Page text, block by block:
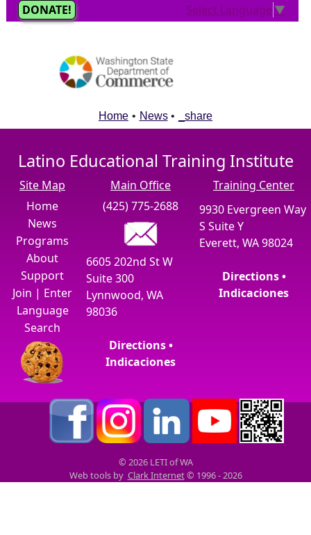
Home • News • _share
Latino Educational Training Institute
Site Map
Home
News
Programs
About
Support
Join | Enter
Language
Search
Main Office
(425) 775-2688
6605 202nd St W
Suite 300
Lynnwood, WA
98036
Directions •
Indicaciones
Training Center
9930 Evergreen Way
S Suite Y
Everett, WA 98024
Directions •
Indicaciones
© 2026 LETI of WA
Web tools by Clark Internet© 1996 - 2026